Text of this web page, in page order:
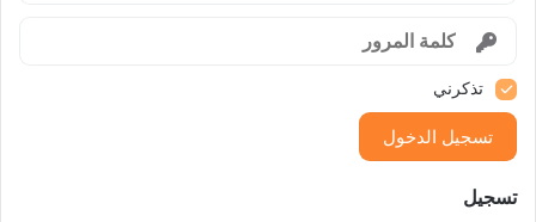
تذكرني
تسجيل الدخول
تسجيل